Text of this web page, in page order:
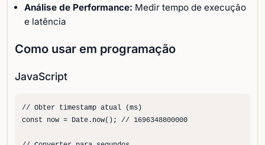
Análise de Performance: Medir tempo de execução
e latência
Como usar em programação
JavaScript
// Obter timestamp atual (ms)
const now = Date.now(); // 1696348800000